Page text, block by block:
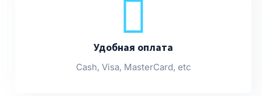
Удобная оплата
Cash, Visa, MasterCard, etc